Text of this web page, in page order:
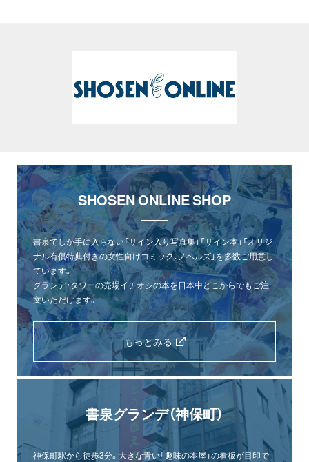
SHOSEN ONLINE SHOP
書泉でしか手に入らない「サイン入り写真集」「サイン本」「オリジ
ナル有償特典付きの女性向けコミック、ノベルズ」を多数ご用意し
ています。
グランデ・タワーの売場イチオシの本を日本中どこからでもご注
文いただけます。
もっとみる
書泉グランデ（神保町）
神保町駅から徒歩3分。大きな青い「趣味の本屋」の看板が目印で